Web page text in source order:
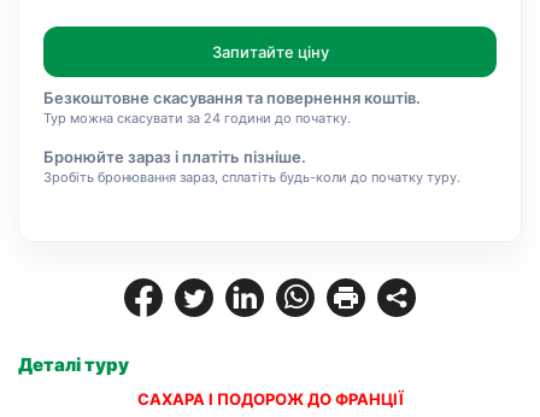
Деталі туру
САХАРА І ПОДОРОЖ ДО ФРАНЦІЇ
Запитайте ціну
Безкоштовне скасування та повернення коштів.
Тур можна скасувати за 24 години до початку.
Бронюйте зараз і платіть пізніше.
Зробіть бронювання зараз, сплатіть будь-коли до початку туру.